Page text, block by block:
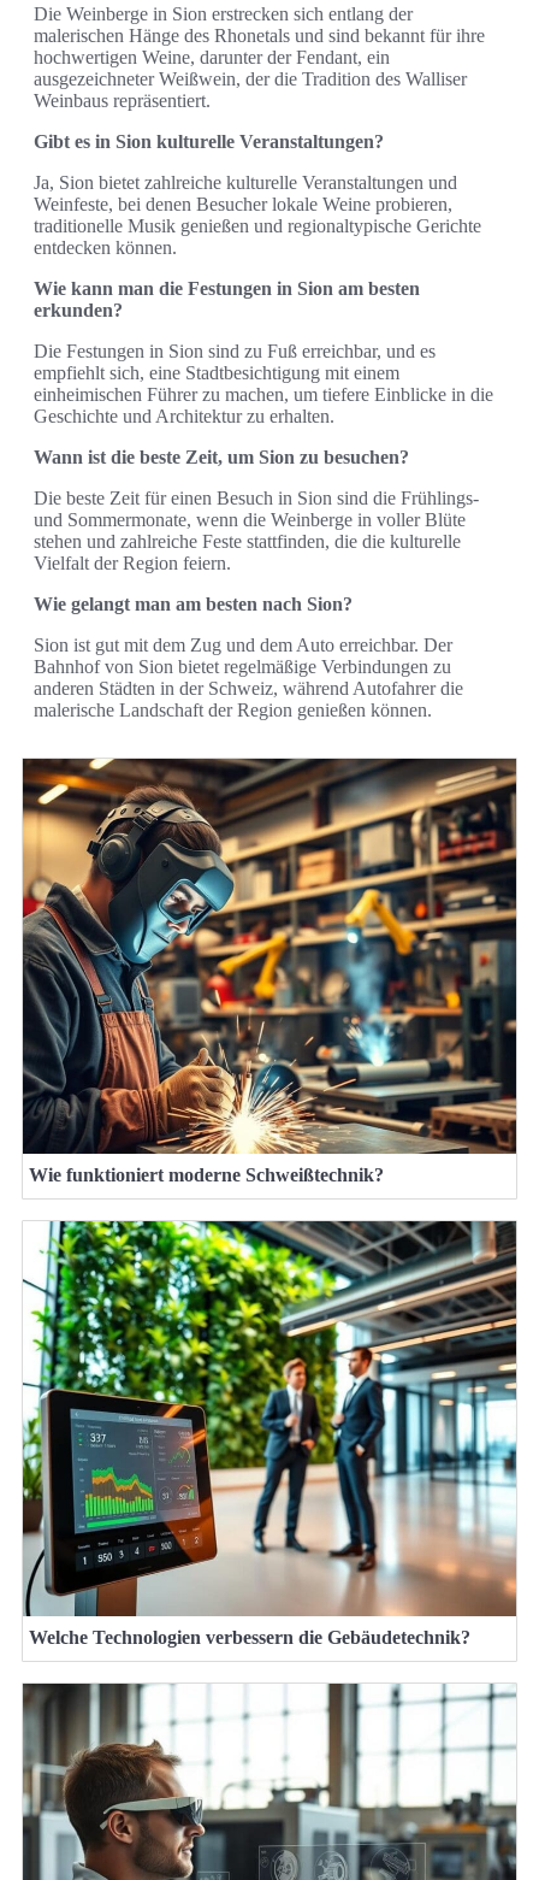
Die Weinberge in Sion erstrecken sich entlang der
malerischen Hänge des Rhonetals und sind bekannt für ihre
hochwertigen Weine, darunter der Fendant, ein
ausgezeichneter Weißwein, der die Tradition des Walliser
Weinbaus repräsentiert.
Gibt es in Sion kulturelle Veranstaltungen?
Ja, Sion bietet zahlreiche kulturelle Veranstaltungen und
Weinfeste, bei denen Besucher lokale Weine probieren,
traditionelle Musik genießen und regionaltypische Gerichte
entdecken können.
Wie kann man die Festungen in Sion am besten
erkunden?
Die Festungen in Sion sind zu Fuß erreichbar, und es
empfiehlt sich, eine Stadtbesichtigung mit einem
einheimischen Führer zu machen, um tiefere Einblicke in die
Geschichte und Architektur zu erhalten.
Wann ist die beste Zeit, um Sion zu besuchen?
Die beste Zeit für einen Besuch in Sion sind die Frühlings-
und Sommermonate, wenn die Weinberge in voller Blüte
stehen und zahlreiche Feste stattfinden, die die kulturelle
Vielfalt der Region feiern.
Wie gelangt man am besten nach Sion?
Sion ist gut mit dem Zug und dem Auto erreichbar. Der
Bahnhof von Sion bietet regelmäßige Verbindungen zu
anderen Städten in der Schweiz, während Autofahrer die
malerische Landschaft der Region genießen können.
Wie funktioniert moderne Schweißtechnik?
Welche Technologien verbessern die Gebäudetechnik?